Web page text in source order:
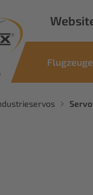
Flugzeuge
Servo